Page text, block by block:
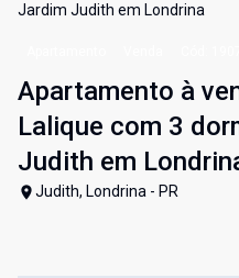
Jardim Judith em Londrina
Apartamento à
Lalique com 3
Judith em
Judith, Londrina - PR